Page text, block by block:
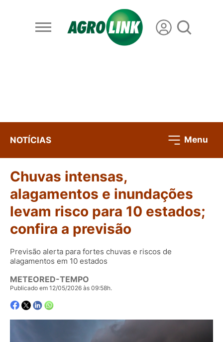
NOTÍCIAS Menu
Chuvas intensas,
alagamentos e inundações
levam risco para 10 estados;
confira a previsão
Previsão alerta para fortes chuvas e riscos de
alagamentos em 10 estados
METEORED-TEMPO
Publicado em 12/05/2026 às 09:58h.